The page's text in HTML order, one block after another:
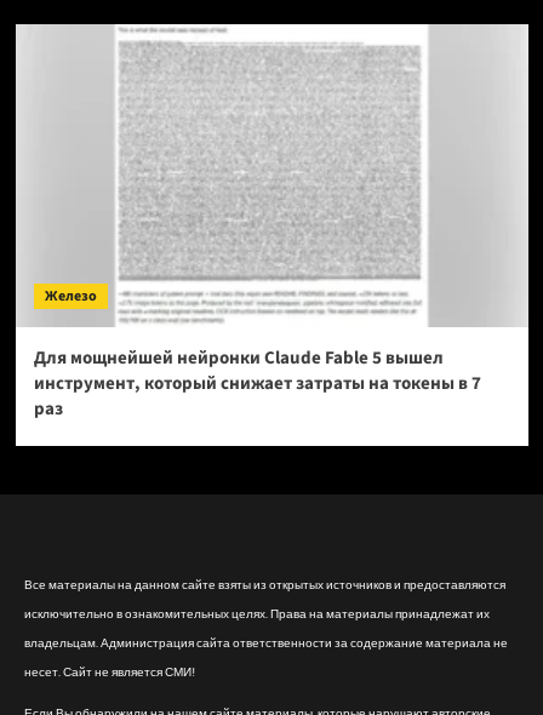
Железо
Для мощнейшей нейронки Claude Fable 5 вышел
инструмент, который снижает затраты на токены в 7
раз
Все материалы на данном сайте взяты из открытых источников и предоставляются
исключительно в ознакомительных целях. Права на материалы принадлежат их
владельцам. Администрация сайта ответственности за содержание материала не
несет. Сайт не является СМИ!